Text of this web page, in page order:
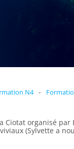
N4 -
Ciotat organisé par
(Sylvette a